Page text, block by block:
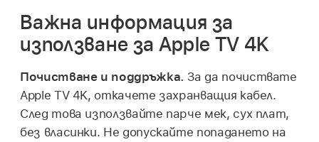
Важна информация за
използване за Apple TV 4K
Почистване и поддръжка. За да почиствате
Apple TV 4K, откачете захранващия кабел.
След това използвайте парче мек, сух плат,
без власинки. Не допускайте попадането на